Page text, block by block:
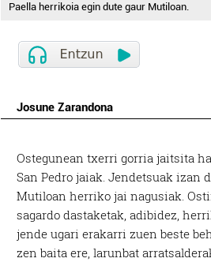
Paella herrikoia egin dute gaur Mutiloan.
Josune Zarandona
Ostegunean txerri gorria jaitsita
San Pedro jaiak. Jendetsuak izan
Mutiloan herriko jai nagusiak.
sagardo dastaketak, adibidez,
jende ugari erakarri zuen beste
zen baita ere, larunbat